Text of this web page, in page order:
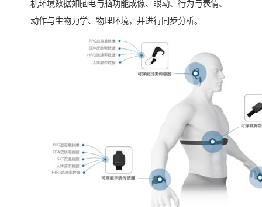
机环境数据如脑电与脑功能成像、眼动、行为与表情、
动作与生物力学、物理环境，并进行同步分析。